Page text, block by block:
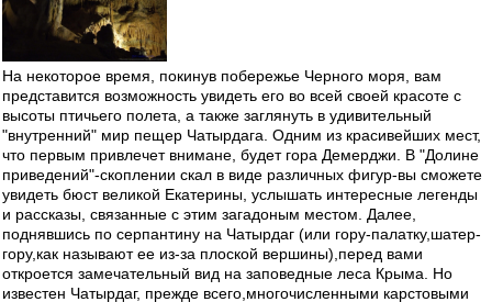
На некоторое время, покинув побережье Черного моря, вам
представится возможность увидеть его во всей своей красоте с
высоты птичьего полета, а также заглянуть в удивительный
"внутренний" мир пещер Чатырдага. Одним из красивейших мест,
что первым привлечет внимане, будет гора Демерджи. В "Долине
приведений"-скоплении скал в виде различных фигур-вы сможете
увидеть бюст великой Екатерины, услышать интересные легенды
и рассказы, связанные с этим загадоным местом. Далее,
поднявшись по серпантину на Чатырдаг (или гору-палатку,шатер-
гору,как называют ее из-за плоской вершины),перед вами
откроется замечательный вид на заповедные леса Крыма. Но
известен Чатырдаг, прежде всего,многочисленными карстовыми